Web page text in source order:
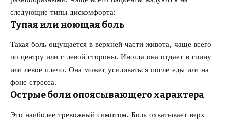
следующие типы дискомфорта:
Тупая или ноющая боль
Такая боль ощущается в верхней части живота, чаще всего
по центру или с левой стороны. Иногда она отдает в спину
или левое плечо. Она может усиливаться после еды или на
фоне стресса.
Острые боли опоясывающего характера
Это наиболее тревожный симптом. Боль охватывает верх